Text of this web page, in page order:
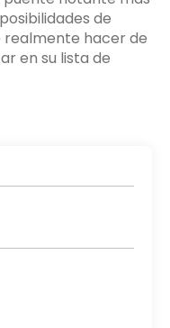
de
hacer de
en su lista de